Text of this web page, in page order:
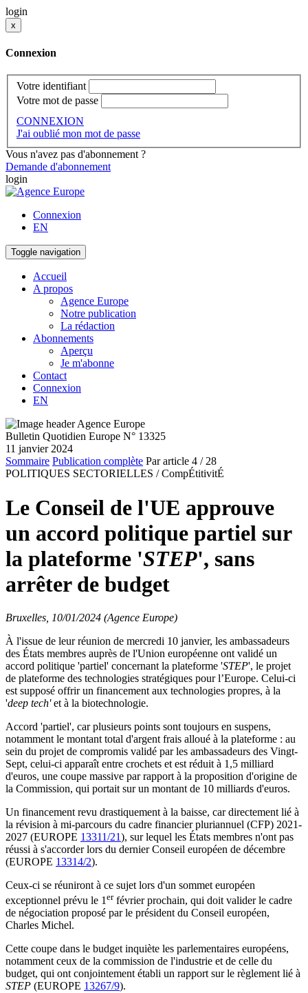
login
x
Connexion
Votre identifiant
Votre mot de passe
CONNEXION
J'ai oublié mon mot de passe
Vous n'avez pas d'abonnement ?
Demande d'abonnement
login
Connexion
EN
Toggle navigation
Accueil
A propos
Agence Europe
Notre publication
La rédaction
Abonnements
Aperçu
Je m'abonne
Contact
Connexion
EN
Bulletin Quotidien Europe N° 13325
11 janvier 2024
Sommaire Publication complète Par article 4 / 28
POLITIQUES SECTORIELLES / CompÉtitivitÉ
Le Conseil de l'UE approuve
un accord politique partiel sur
la plateforme 'STEP', sans
arrêter de budget
Bruxelles, 10/01/2024 (Agence Europe)
À l'issue de leur réunion de mercredi 10 janvier, les ambassadeurs
des États membres auprès de l'Union européenne ont validé un
accord politique 'partiel' concernant la plateforme 'STEP', le projet
de plateforme des technologies stratégiques pour l’Europe. Celui-ci
est supposé offrir un financement aux technologies propres, à la
'deep tech'et à la biotechnologie.
Accord 'partiel', car plusieurs points sont toujours en suspens,
notamment le montant total d'argent frais alloué à la plateforme : au
sein du projet de compromis validé par les ambassadeurs des Vingt-
Sept, celui-ci apparaît entre crochets et est réduit à 1,5 milliard
d'euros, une coupe massive par rapport à la proposition d'origine de
la Commission, qui portait sur un montant de 10 milliards d'euros.
Un financement revu drastiquement à la baisse, car directement lié à
la révision à mi-parcours du cadre financier pluriannuel (CFP) 2021-
2027 (EUROPE 13311/21), sur lequel les États membres n'ont pas
réussi à s'accorder lors du dernier Conseil européen de décembre
(EUROPE 13314/2).
Ceux-ci se réuniront à ce sujet lors d'un sommet européen
exceptionnel prévu le 1 erfévrier prochain, qui doit valider le cadre
de négociation proposé par le président du Conseil européen,
Charles Michel.
Cette coupe dans le budget inquiète les parlementaires européens,
notamment ceux de la commission de l'industrie et de celle du
budget, qui ont conjointement établi un rapport sur le règlement lié à
STEP (EUROPE 13267/9).